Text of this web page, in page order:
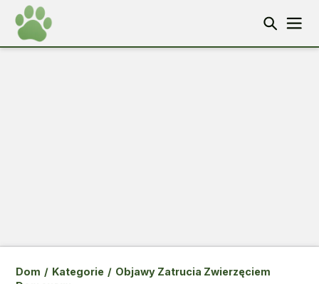
Dom / Kategorie / Objawy Zatrucia Zwierzęciem